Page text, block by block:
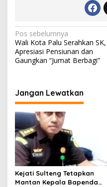
N
a
v
g
a
s
i
p
o
s
Pos sebelumnya
Wali Kota Palu Serahkan SK,
Apresiasi Pensiunan dan
Gaungkan “Jumat Berbagi”
Jangan Lewatkan
Kejati Sulteng Tetapkan
Mantan Kepala Bapenda